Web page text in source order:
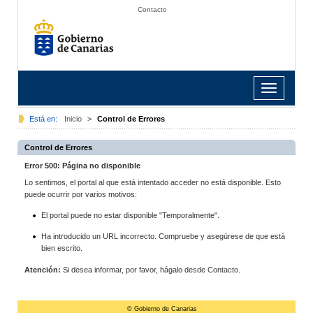
Contacto
Toggle
navigation
Está en: Inicio > Control de Errores
Control de Errores
Error 500: Página no disponible
Lo sentimos, el portal al que está intentado acceder no está disponible. Esto
puede ocurrir por varios motivos:
El portal puede no estar disponible "Temporalmente".
Ha introducido un URL incorrecto. Compruebe y asegúrese de que está
bien escrito.
Atención: Si desea informar, por favor, hágalo desde Contacto.
© Gobierno de Canarias